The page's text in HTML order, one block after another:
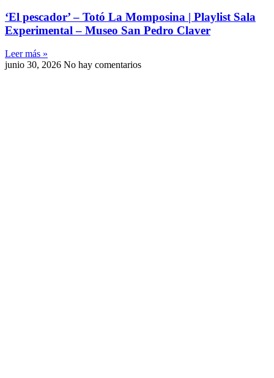
‘El pescador’ – Totó La Momposina | Playlist Sala
Experimental – Museo San Pedro Claver
Leer más »
junio 30, 2026 No hay comentarios